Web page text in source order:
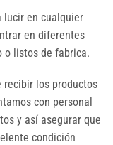
lucir en cualquier
en diferentes
o listos de fabrica.
recibir los productos
con personal
y así asegurar que
condición